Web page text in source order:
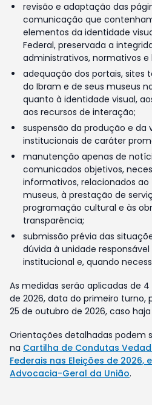
revisão e adaptação das
comunicação que
elementos da identidade
Federal, preservada a
administrativos, normativos e
adequação dos portais, sites
do Ibram e de seus museus
quanto à identidade visual,
aos recursos de interação;
suspensão da produção e
institucionais de caráter
manutenção apenas de
comunicados objetivos,
informativos, relacionados
museus, à prestação de
programação cultural e às
transparência;
submissão prévia das
dúvida à unidade
institucional e, quando
As medidas serão aplicadas de
de 2026, data do primeiro
25 de outubro de 2026, caso
Orientações detalhadas podem
na Cartilha de Condutas
Federais nas Eleições de 2026,
Advocacia-Geral da União.